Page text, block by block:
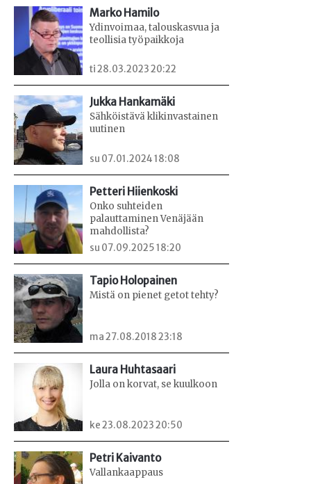
Marko Hamilo
Ydinvoimaa, talouskasvua ja
teollisia työpaikkoja
ti 28.03.2023 20:22
Jukka Hankamäki
Sähköistävä klikinvastainen
uutinen
su 07.01.2024 18:08
Petteri Hiienkoski
Onko suhteiden
palauttaminen Venäjään
mahdollista?
su 07.09.2025 18:20
Tapio Holopainen
Mistä on pienet getot tehty?
ma 27.08.2018 23:18
Laura Huhtasaari
Jolla on korvat, se kuulkoon
ke 23.08.2023 20:50
Petri Kaivanto
Vallankaappaus